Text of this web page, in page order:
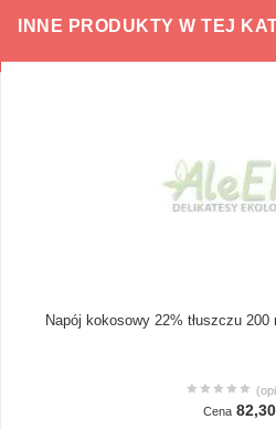
INNE PRODUKTY W TEJ
Napój kokosowy 22% tłuszczu
Cena 82,30